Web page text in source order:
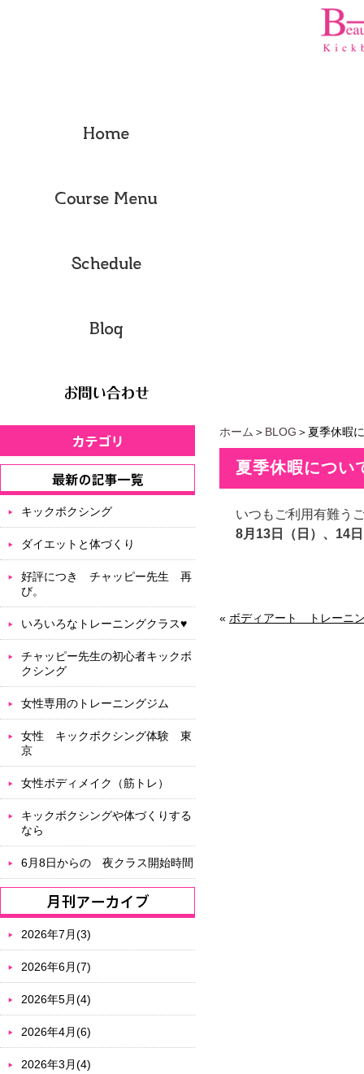
ホーム ＞ BLOG ＞夏季休暇
夏季休暇につい
いつもご利用有難う
8月13日（日）、14
« ボディアート トレーニ
キックボクシング
ダイエットと体づくり
好評につき チャッピー先生 再
び。
いろいろなトレーニングクラス♥
チャッピー先生の初心者キックボ
クシング
女性専用のトレーニングジム
女性 キックボクシング体験 東
京
女性ボディメイク（筋トレ）
キックボクシングや体づくりする
なら
6月8日からの 夜クラス開始時間
2026年7月(3)
2026年6月(7)
2026年5月(4)
2026年4月(6)
2026年3月(4)